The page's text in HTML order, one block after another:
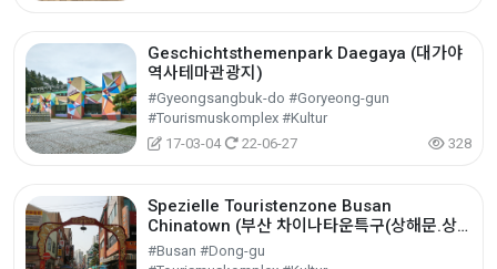
Geschichtsthemenpark Daegaya (대가야
역사테마관광지)
#Gyeongsangbuk-do #Goryeong-gun
#Tourismuskomplex #Kultur
17-03-04
22-06-27 328
Spezielle Touristenzone Busan
Chinatown (부산 차이나타운특구(상해문.상
해거리))
#Busan #Dong-gu